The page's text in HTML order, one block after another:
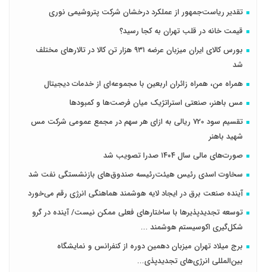
تقدیر ریاست‌جمهور از عملکرد درخشان شرکت پتروشیمی نوری
قیمت خانه در قلب تهران به کجا رسید؟
بورس کالای ایران میزبان عرضه ۹۳۱ هزار تن کالا در تالارهای مختلف
شد
همراه من، همراه زائران اربعین با مجموعه‌ای از خدمات دیجیتال
مس باهنر، صنعتی استراتژیک میان فرصت‌ها و کمبودها
تقسیم سود 720 ریالی به ازای هر سهم در مجمع عمومی شرکت مس
شهید باهنر
صورت‌های مالی سال ۱۴۰۴ صدرا تصویب شد
سخاوت اسدی رئیس هیئت‌رئیسه صندوق‌های بازنشستگی نفت شد
آینده صنعت برق در ایجاد لایه هوشمند هماهنگی انرژی رقم می‌خورد
توسعه تجدیدپذیرها با ساختارهای فعلی ممکن نیست/ آینده در گرو
شکل‌گیری اکوسیستم هوشمند ...
برج میلاد تهران میزبان دهمین دوره از کنفرانس و نمایشگاه
بین‌المللی انرژی‌های تجدیدپذی...